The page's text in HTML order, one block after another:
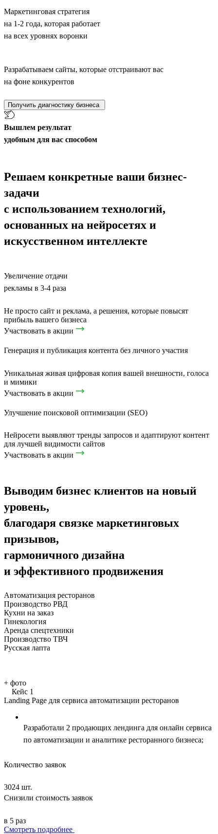
Маркетинговая стратегия
на 1-2 года, которая работает
на всех уровнях воронки
Разрабатываем сайты, которые отстраивают вас
на фоне конкурентов
Получить диагностику бизнеса
Вышлем результат
удобным для вас способом
Решаем конкретные ваши бизнес-
задачи
с использованием технологий,
основанных на нейросетях и
искусственном интеллекте
Увеличение отдачи
рекламы в 3-4 раза
Не просто сайт и реклама, а решения, которые повысят
прибыль вашего бизнеса
Участвовать в акции
Генерация и публикация контента без личного участия
Уникальная живая цифровая копия вашей внешности, голоса
и мимики
Участвовать в акции
Улучшение поисковой оптимизации (SEO)
Нейросети выявляют тренды запросов и адаптируют контент
для лучшей видимости сайтов
Участвовать в акции
Выводим бизнес клиентов на новый
уровень,
благодаря связке маркетинговых
призывов,
гармоничного дизайна
и эффективного продвижения
Автоматизация ресторанов
Производство РВД
Кухни на заказ
Гинекология
Аренда спецтехники
Производство ТВЧ
Русская лапта
+ фото
Кейс 1
Landing Page для сервиса автоматизации ресторанов
Разработали 2 продающих лендинга для онлайн сервиса
по автоматизации и аналитике ресторанного бизнеса;
Количество заявок
3024 шт.
Снизили стоимость заявок
в 5 раз
Смотреть подробнее